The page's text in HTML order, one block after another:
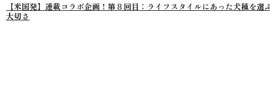
【米国発】連載コラボ企画！第８回目：ライフスタイルにあった犬種を選
大切さ